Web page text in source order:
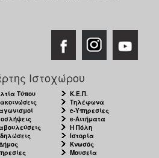
Ιστοχώρου
Τύπου
Κ.Ε.Π.
Τηλέφωνα
e-Υπηρεσίες
e-Αιτήματα
Η Πόλη
Ιστορία
Κνωσός
Μουσεία